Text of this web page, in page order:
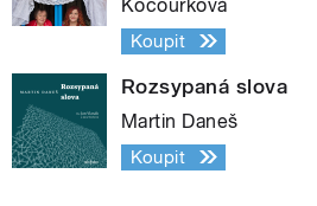
Kocourková
Koupit
Rozsypaná slova
Martin Daneš
Koupit